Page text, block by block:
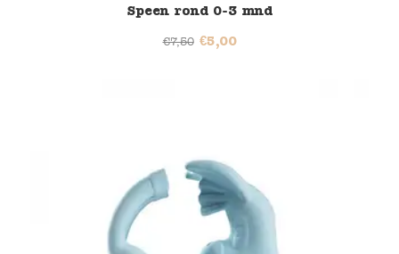
Speen rond 0-3 mnd
€7,50 €5,00